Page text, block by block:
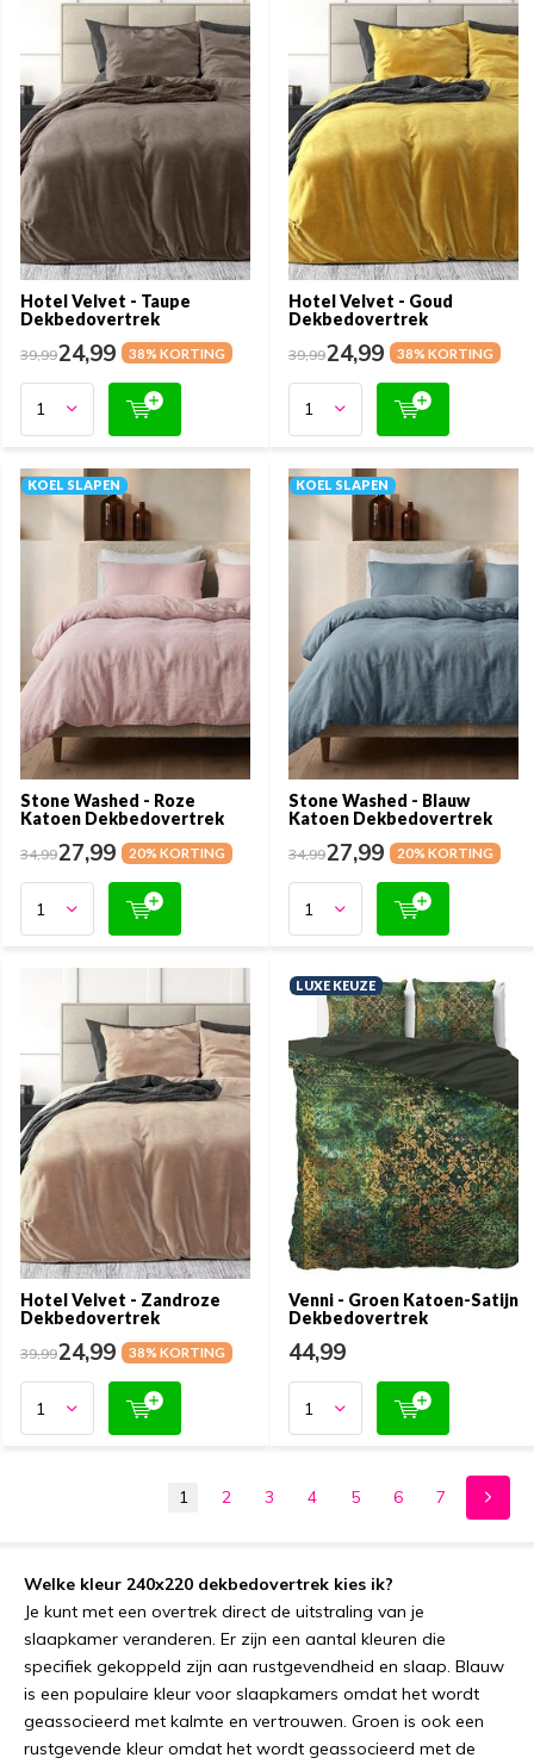
Hotel Velvet - Taupe
Dekbedovertrek
39,9924,99 38% KORTING
Hotel Velvet - Goud
Dekbedovertrek
39,9924,99 38% KORTING
Stone Washed - Roze
Katoen Dekbedovertrek
KOEL SLAPEN
34,9927,99 20% KORTING
Stone Washed - Blauw
Katoen Dekbedovertrek
KOEL SLAPEN
34,9927,99 20% KORTING
Hotel Velvet - Zandroze
Dekbedovertrek
39,9924,99 38% KORTING
Venni - Groen Katoen-Satijn
Dekbedovertrek
LUXE KEUZE
44,99
1 2 3 4 5 6 7
Welke kleur 240x220 dekbedovertrek kies ik?
Je kunt met een overtrek direct de uitstraling van je
slaapkamer veranderen. Er zijn een aantal kleuren die
specifiek gekoppeld zijn aan rustgevendheid en slaap. Blauw
is een populaire kleur voor slaapkamers omdat het wordt
geassocieerd met kalmte en vertrouwen. Groen is ook een
rustgevende kleur omdat het wordt geassocieerd met de